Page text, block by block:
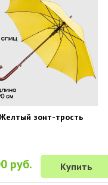
зонт-трость
руб. Купить